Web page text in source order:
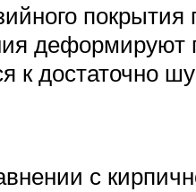
деформируют
к достаточно
с